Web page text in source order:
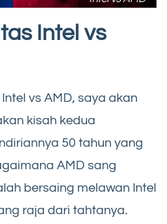
Intel vs
vs AMD, saya akan
kisah kedua
50 tahun yang
AMD sang
bersaing melawan Intel
raja dari tahtanya.